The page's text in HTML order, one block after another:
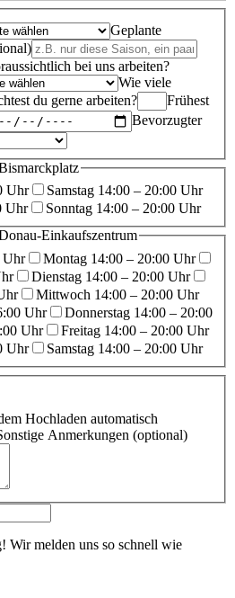
Geplante
bei uns arbeiten?
Wie viele
du gerne arbeiten?
Frühest
Bevorzugter
Uhr
Samstag 14:00 – 20:00 Uhr
Uhr
Sonntag 14:00 – 20:00 Uhr
Einkaufszentrum
Uhr
Montag 14:00 – 20:00 Uhr
Dienstag 14:00 – 20:00 Uhr
Mittwoch 14:00 – 20:00 Uhr
Uhr
Donnerstag 14:00 – 20:00
Uhr
Freitag 14:00 – 20:00 Uhr
Uhr
Samstag 14:00 – 20:00 Uhr
Hochladen automatisch
Anmerkungen (optional)
Wir melden uns so schnell wie